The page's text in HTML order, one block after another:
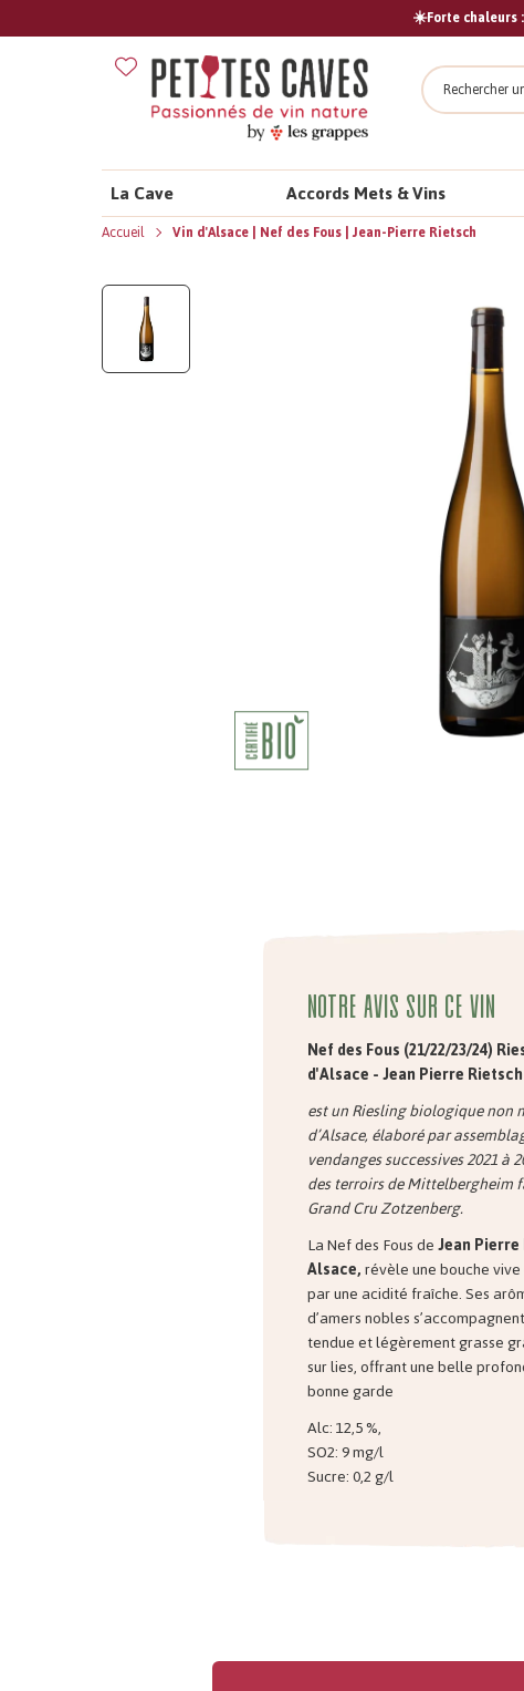
☀️Forte chaleurs
Rechercher
La Cave Accords Mets & Vins
Accueil
Vin d'Alsace | Nef des Fous | Jean-Pierre Rietsch
Notre avis sur ce vin
Nef des Fous (21/22/23/24)
d'Alsace - Jean Pierre Rietsch
est un Riesling biologique non
d’Alsace, élaboré par
vendanges successives 2021 à
des terroirs de Mittelbergheim
Grand Cru Zotzenberg.
La Nef des Fous deJean
Alsace,révèle une bouche
par une acidité fraîche. Ses
d’amers nobles
tendue et légèrement grasse
sur lies, offrant une belle
bonne garde
Alc: 12,5 %,
SO2: 9 mg/l
Sucre: 0,2 g/l